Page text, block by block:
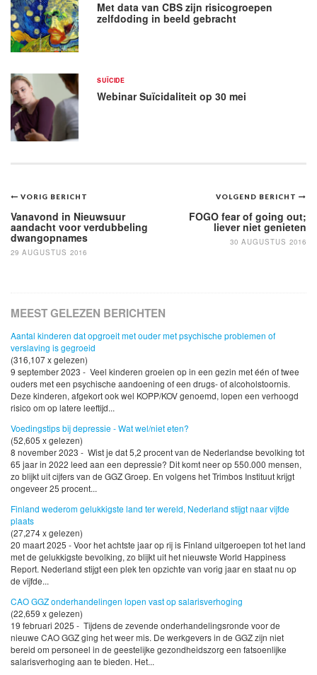
Met data van CBS zijn risicogroepen
zelfdoding in beeld gebracht
SUÏCIDE
Webinar Suïcidaliteit op 30 mei
Bericht
navigatie
VOLGEND BERICHT
FOGO fear of going out;
liever niet genieten
30 AUGUSTUS 2016
VORIG BERICHT
Vanavond in Nieuwsuur
aandacht voor verdubbeling
dwangopnames
29 AUGUSTUS 2016
MEEST GELEZEN BERICHTEN
Aantal kinderen dat opgroeit met ouder met psychische problemen of
verslaving is gegroeid
(316,107 x gelezen)
9 september 2023 - Veel kinderen groeien op in een gezin met één of twee
ouders met een psychische aandoening of een drugs- of alcoholstoornis.
Deze kinderen, afgekort ook wel KOPP/KOV genoemd, lopen een verhoogd
risico om op latere leeftijd...
Voedingstips bij depressie - Wat wel/niet eten?
(52,605 x gelezen)
8 november 2023 - Wist je dat 5,2 procent van de Nederlandse bevolking tot
65 jaar in 2022 leed aan een depressie? Dit komt neer op 550.000 mensen,
zo blijkt uit cijfers van de GGZ Groep. En volgens het Trimbos Instituut krijgt
ongeveer 25 procent...
Finland wederom gelukkigste land ter wereld, Nederland stijgt naar vijfde
plaats
(27,274 x gelezen)
20 maart 2025 - Voor het achtste jaar op rij is Finland uitgeroepen tot het land
met de gelukkigste bevolking, zo blijkt uit het nieuwste World Happiness
Report. Nederland stijgt een plek ten opzichte van vorig jaar en staat nu op
de vijfde...
CAO GGZ onderhandelingen lopen vast op salarisverhoging
(22,659 x gelezen)
19 februari 2025 - Tijdens de zevende onderhandelingsronde voor de
nieuwe CAO GGZ ging het weer mis. De werkgevers in de GGZ zijn niet
bereid om personeel in de geestelijke gezondheidszorg een fatsoenlijke
salarisverhoging aan te bieden. Het...